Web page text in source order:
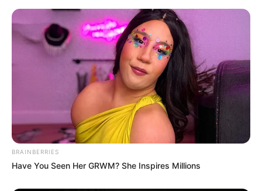
BRAINBERRIES
Have You Seen Her GRWM? She Inspires Millions